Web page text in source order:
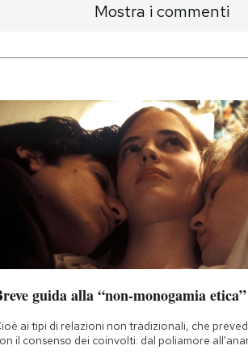
Mostra i commenti
guida alla “non-monogamia etica”
ai tipi di relazioni non tradizionali, che
il consenso dei coinvolti: dal poliamore